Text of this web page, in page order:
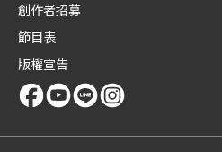
創作者招募
節目表
版權宣告